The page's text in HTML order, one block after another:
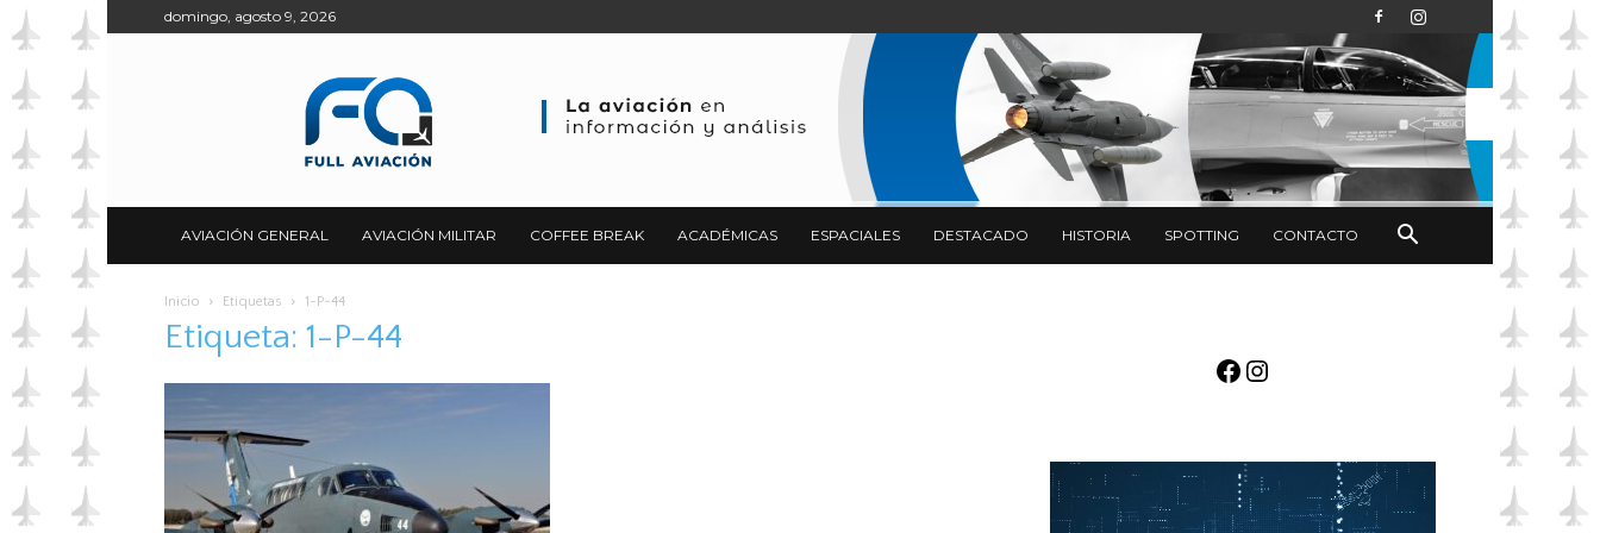
domingo, agosto 9, 2026
AVIACIÓN GENERAL AVIACIÓN MILITAR COFFEE BREAK ACADÉMICAS ESPACIALES DESTACADO HISTORIA SPOTTING CONTACTO
Inicio Etiquetas 1-P-44
Etiqueta: 1-P-44
Facebook
Instagram